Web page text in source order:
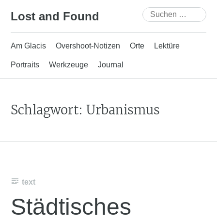
Lost and Found
Suchen
nach:
Am Glacis Overshoot-Notizen Orte Lektüre
Portraits Werkzeuge Journal
Schlagwort:Urbanismus
text
Städtisches